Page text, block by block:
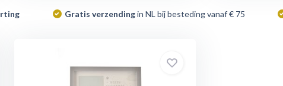
Gratis verzendingin NL bij besteding vanaf € 75